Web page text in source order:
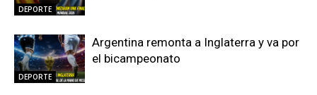
DEPORTE
DEPORTE
Argentina remonta a Inglaterra y va por
el bicampeonato